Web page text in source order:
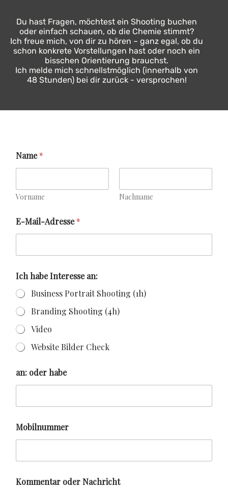
Du hast Fragen, möchtest ein Shooting buchen
oder einfach schauen, ob die Chemie stimmt?
Ich freue mich, von dir zu hören – ganz egal, ob du
schon konkrete Vorstellungen hast oder noch ein
bisschen Orientierung brauchst.
Ich melde mich schnellstmöglich (innerhalb von
48 Stunden) bei dir zurück - versprochen!
Name*
Vorname Nachname
E-Mail-Adresse*
Ich habe Interesse an:
Business Portrait Shooting (1h)
Branding Shooting (4h)
Video
Website Bilder Check
an: oder habe
Mobilnummer
Kommentar oder Nachricht